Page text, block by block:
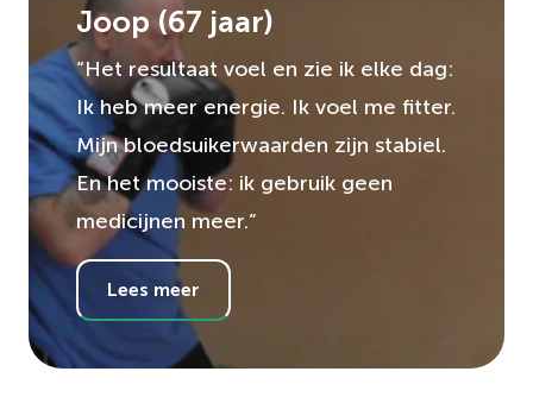
Joop (67 jaar)
“Het resultaat voel en zie ik elke dag:
Ik heb meer energie. Ik voel me fitter.
Mijn bloedsuikerwaarden zijn stabiel.
En het mooiste: ik gebruik geen
medicijnen meer.”
Lees meer